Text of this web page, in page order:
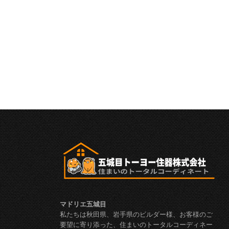
マドリエ五城目
私たちは秋田県、岩手県のビルダー様、お客様のご
要望に寄り添った、住まいのトータルコーディネー